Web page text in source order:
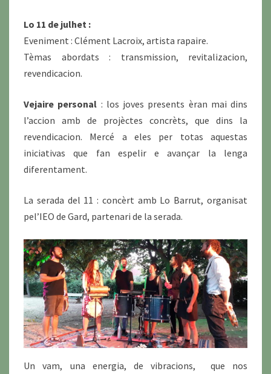
Lo 11 de julhet :
Eveniment : Clément Lacroix, artista rapaire.
Tèmas abordats : transmission, revitalizacion,
revendicacion.
Vejaire personal : los joves presents èran mai dins
l’accion amb de projèctes concrèts, que dins la
revendicacion. Mercé a eles per totas aquestas
iniciativas que fan espelir e avançar la lenga
diferentament.
La serada del 11 : concèrt amb Lo Barrut, organisat
pel’IEO de Gard, partenari de la serada.
Un vam, una energia, de vibracions, que nos